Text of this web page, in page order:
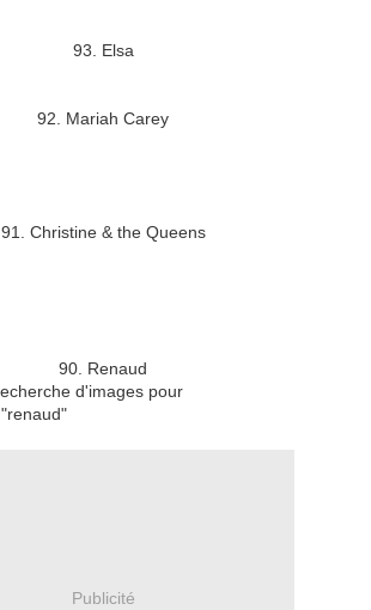
93. Elsa
92. Mariah Carey
91. Christine & the Queens
90. Renaud
Publicité